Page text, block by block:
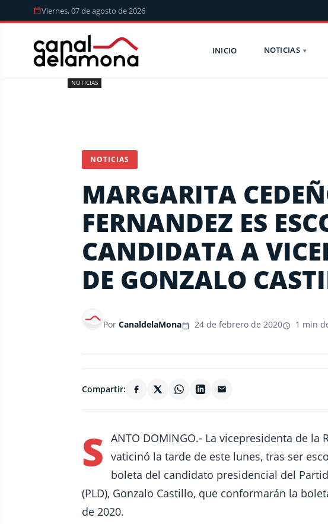
Viernes, 07 de agosto de 2026
INICIO NOTICIAS
NOTICIAS
NOTICIAS
MARGARITA
FERNANDEZ ES
CANDIDATA A
DE GONZALO
Por CanaldelaMona 24 de febrero de 2020 1 min
Compartir:
S ANTO DOMINGO.- La vicepresidenta de la
vaticinó la tarde de este lunes, tras ser
boleta del candidato presidencial del
(PLD), Gonzalo Castillo, que conformarán la
de 2020.